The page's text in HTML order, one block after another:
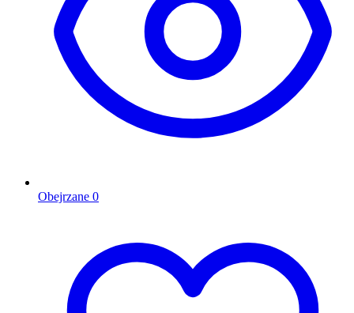
Obejrzane 0